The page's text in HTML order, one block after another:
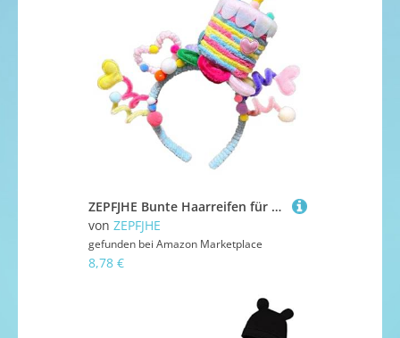
ZEPFJHE Bunte Haarreifen für Mottoparty, Kopfbedeckung, Baby-Geburtstag, Stirnbänder für Damen, stilvolles Kopf-Zubehör, Baby-Geburtstagshut
von ZEPFJHE
gefunden bei Amazon Marketplace
8,78 €